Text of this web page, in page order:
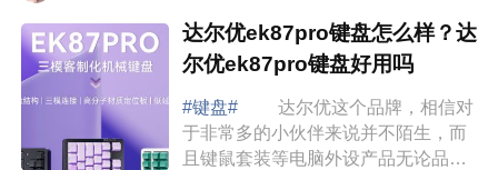
达尔优ek87pro键盘怎么样？达
尔优ek87pro键盘好用吗
#键盘#
达尔优这个品牌，相信对
于非常多的小伙伴来说并不陌生，而
且键鼠套装等电脑外设产品无论品质